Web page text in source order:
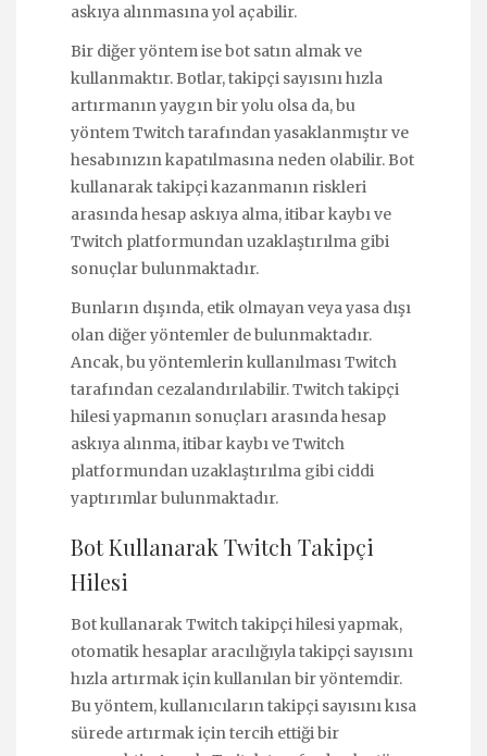
askıya alınmasına yol açabilir.
Bir diğer yöntem ise bot satın almak ve
kullanmaktır. Botlar, takipçi sayısını hızla
artırmanın yaygın bir yolu olsa da, bu
yöntem Twitch tarafından yasaklanmıştır ve
hesabınızın kapatılmasına neden olabilir. Bot
kullanarak takipçi kazanmanın riskleri
arasında hesap askıya alma, itibar kaybı ve
Twitch platformundan uzaklaştırılma gibi
sonuçlar bulunmaktadır.
Bunların dışında, etik olmayan veya yasa dışı
olan diğer yöntemler de bulunmaktadır.
Ancak, bu yöntemlerin kullanılması Twitch
tarafından cezalandırılabilir. Twitch takipçi
hilesi yapmanın sonuçları arasında hesap
askıya alınma, itibar kaybı ve Twitch
platformundan uzaklaştırılma gibi ciddi
yaptırımlar bulunmaktadır.
Bot Kullanarak Twitch Takipçi
Hilesi
Bot kullanarak Twitch takipçi hilesi yapmak,
otomatik hesaplar aracılığıyla takipçi sayısını
hızla artırmak için kullanılan bir yöntemdir.
Bu yöntem, kullanıcıların takipçi sayısını kısa
sürede artırmak için tercih ettiği bir